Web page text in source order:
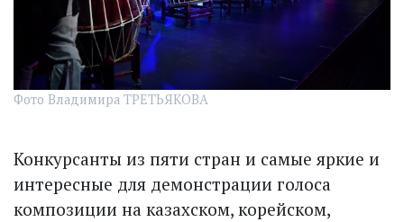
Фото Владимира ТРЕТЬЯКОВА
Конкурсанты из пяти стран и самые яркие и
интересные для демонстрации голоса
композиции на казахском, корейском,